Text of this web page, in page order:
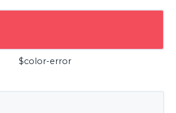
$color-error